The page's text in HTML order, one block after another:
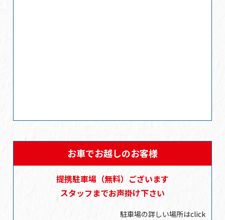
お車でお越しのお客様
提携駐車場 （無料） ございます
スタッフまでお声掛け下さい
駐車場の詳しい場所はclick